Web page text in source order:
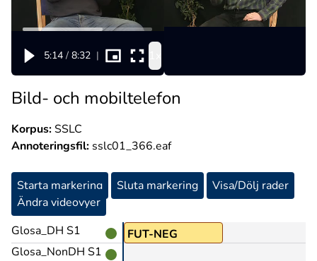
5:14 / 8:32 |
Bild- och mobiltelefon
Korpus:SSLC
Annoteringsfil: sslc01_366.eaf
Starta markering Sluta markering
Visa/Dölj rader
Ändra videovyer
Glosa_DH S1
Glosa_NonDH S1
FUT-NEG